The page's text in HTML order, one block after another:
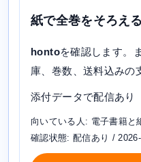
紙で全巻をそろえる
hontoを確認します。
庫、巻数、送料込みの
添付データで配信あり
向いている人: 電子書籍と
確認状態: 配信あり /